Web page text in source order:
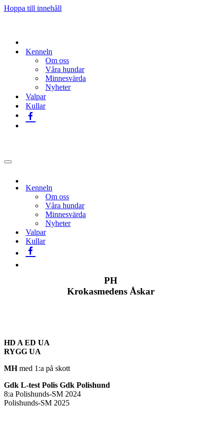
Hoppa till innehåll
Kenneln
Om oss
Våra hundar
Minnesvärda
Nyheter
Valpar
Kullar
Navigeringsmeny
Kenneln
Om oss
Våra hundar
Minnesvärda
Nyheter
Valpar
Kullar
PH
Krokasmedens Åskar
HD A ED UA
RYGG UA
MHmed 1:a på skott
Gdk L-test Polis Gdk Polishund
8:a Polishunds-SM 2024
Polishunds-SM 2025